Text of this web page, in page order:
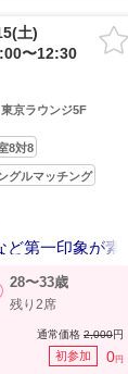
土)
〜12:30
東京ラウンジ5F
8対8
グルマッチング
第一印象が素
28〜33歳
残り2席
通常価格 2,000円
初参加 0円